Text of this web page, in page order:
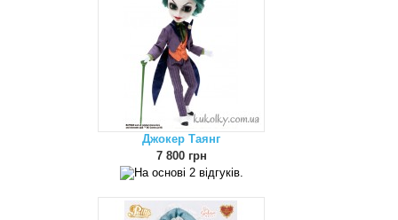
Джокер Таянг
7 800 грн